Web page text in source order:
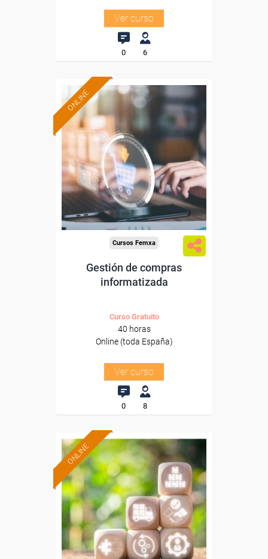
Ver curso
0 6
ONLINE
Formación 100%
subvencionada.
Para desempleados,
trabajadores y autónomos.
Sector
-Grandes Almacenes.
Cursos Femxa
Gestión de compras
informatizada
Curso Gratuito
40 horas
Online (toda España)
Ver curso
0 8
ONLINE
Formación 100%
subvencionada.
Para desempleados,
trabajadores y autónomos.
Sector
-Grandes Almacenes.